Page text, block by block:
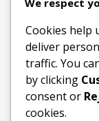
Los
IA acaba de
Buscar
Cookies help
deliver
traffic. You
by clicking
consent or
cookies.